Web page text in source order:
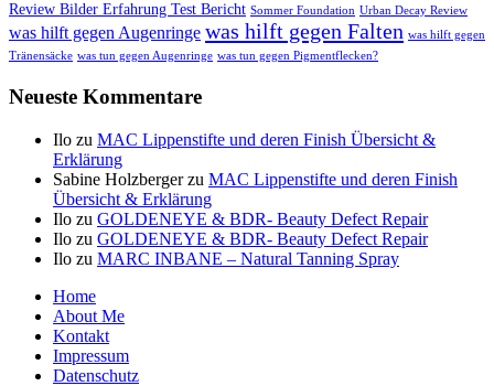
Review Bilder Erfahrung Test Bericht Sommer Foundation Urban Decay Review
was hilft gegen Augenringe was hilft gegen Falten was hilft gegen
Tränensäcke was tun gegen Augenringe was tun gegen Pigmentflecken?
Neueste Kommentare
Ilo zu MAC Lippenstifte und deren Finish Übersicht &
Erklärung
Sabine Holzbergerzu MAC Lippenstifte und deren Finish
Übersicht & Erklärung
Ilo zu GOLDENEYE & BDR- Beauty Defect Repair
Ilo zu GOLDENEYE & BDR- Beauty Defect Repair
Ilo zu MARC INBANE – Natural Tanning Spray
Seitenfuß-
Menü
Home
About Me
Kontakt
Impressum
Datenschutz